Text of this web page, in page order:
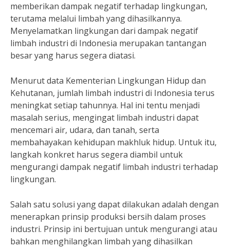
memberikan dampak negatif terhadap lingkungan,
terutama melalui limbah yang dihasilkannya.
Menyelamatkan lingkungan dari dampak negatif
limbah industri di Indonesia merupakan tantangan
besar yang harus segera diatasi.
Menurut data Kementerian Lingkungan Hidup dan
Kehutanan, jumlah limbah industri di Indonesia terus
meningkat setiap tahunnya. Hal ini tentu menjadi
masalah serius, mengingat limbah industri dapat
mencemari air, udara, dan tanah, serta
membahayakan kehidupan makhluk hidup. Untuk itu,
langkah konkret harus segera diambil untuk
mengurangi dampak negatif limbah industri terhadap
lingkungan.
Salah satu solusi yang dapat dilakukan adalah dengan
menerapkan prinsip produksi bersih dalam proses
industri. Prinsip ini bertujuan untuk mengurangi atau
bahkan menghilangkan limbah yang dihasilkan